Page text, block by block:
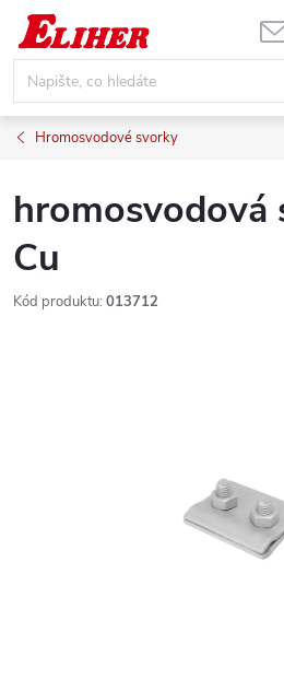
Přejít
obsah
Hromosvodové svorky
hromosvodová
Cu
Kód produktu: 013712